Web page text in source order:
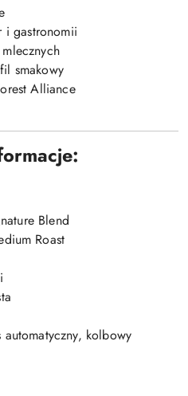
gastronomii
smakowy
Alliance
Blend
Roast
automatyczny, kolbowy